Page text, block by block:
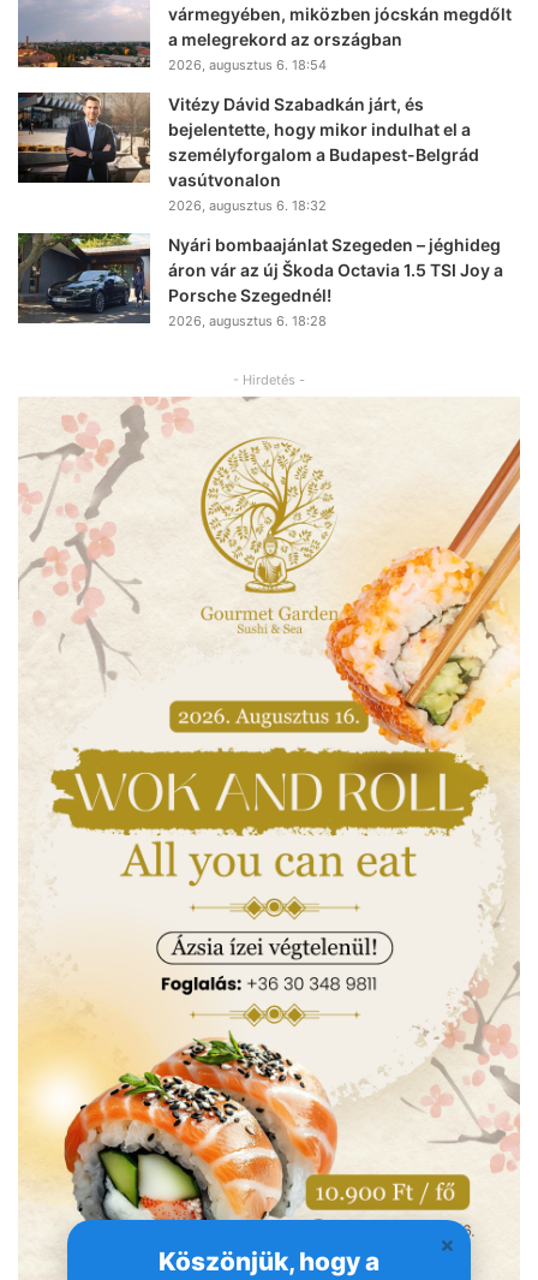
Köszönjük, hogy a
vármegyében, miközben jócskán megdőlt
a melegrekord az országban
2026, augusztus 6. 18:54
Vitézy Dávid Szabadkán járt, és
bejelentette, hogy mikor indulhat el a
személyforgalom a Budapest-Belgrád
vasútvonalon
2026, augusztus 6. 18:32
Nyári bombaajánlat Szegeden – jéghideg
áron vár az új Škoda Octavia 1.5 TSI Joy a
Porsche Szegednél!
2026, augusztus 6. 18:28
- Hirdetés -